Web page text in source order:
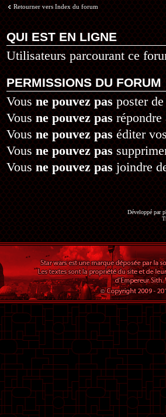
Retourner vers Index du forum
QUI EST EN LIGNE
Utilisateurs parcourant ce
PERMISSIONS DU FORUM
Vous ne pouvez pas poster
Vous ne pouvez pas répondre
Vous ne pouvez pas éditer
Vous ne pouvez pas
Vous ne pouvez pas joindre
Développé par